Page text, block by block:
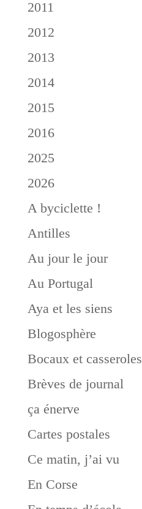
2011
2012
2013
2014
2015
2016
2025
2026
A byciclette !
Antilles
Au jour le jour
Au Portugal
Aya et les siens
Blogosphère
Bocaux et casseroles
Brèves de journal
ça énerve
Cartes postales
Ce matin, j’ai vu
En Corse